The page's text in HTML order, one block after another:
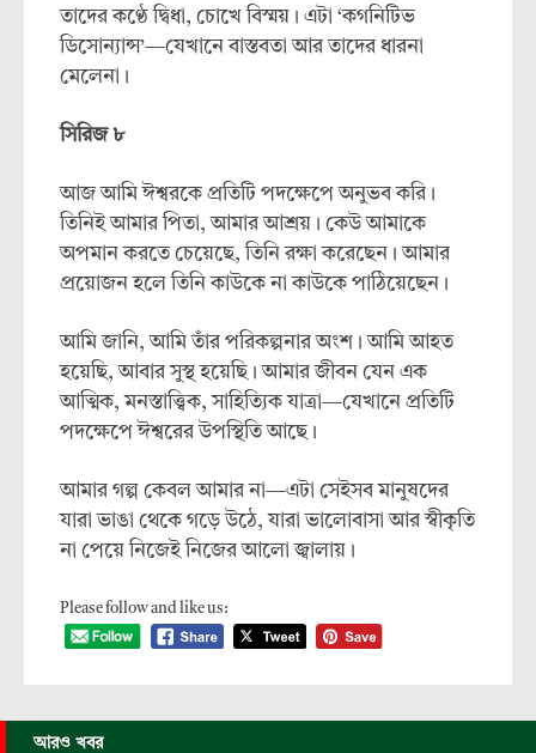
তাদের কণ্ঠে দ্বিধা, চোখে বিস্ময়। এটা ‘কগনিটিভ
ডিসোন্যান্স’—যেখানে বাস্তবতা আর তাদের ধারনা
মেলেনা।
সিরিজ ৮
আজ আমি ঈশ্বরকে প্রতিটি পদক্ষেপে অনুভব করি।
তিনিই আমার পিতা, আমার আশ্রয়। কেউ আমাকে
অপমান করতে চেয়েছে, তিনি রক্ষা করেছেন। আমার
প্রয়োজন হলে তিনি কাউকে না কাউকে পাঠিয়েছেন।
আমি জানি, আমি তাঁর পরিকল্পনার অংশ। আমি আহত
হয়েছি, আবার সুস্থ হয়েছি। আমার জীবন যেন এক
আত্মিক, মনস্তাত্ত্বিক, সাহিত্যিক যাত্রা—যেখানে প্রতিটি
পদক্ষেপে ঈশ্বরের উপস্থিতি আছে।
আমার গল্প কেবল আমার না—এটা সেইসব মানুষদের
যারা ভাঙা থেকে গড়ে উঠে, যারা ভালোবাসা আর স্বীকৃতি
না পেয়ে নিজেই নিজের আলো জ্বালায়।
Please follow and like us:
আরও খবর